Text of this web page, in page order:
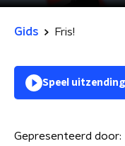
Gids Fris!
Speel
Gepresenteerd door: